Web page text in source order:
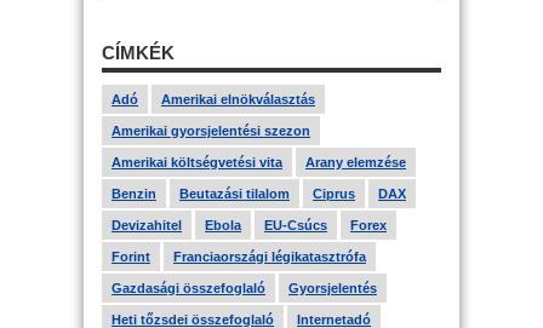
CÍMKÉK
Adó Amerikai elnökválasztás
Amerikai gyorsjelentési szezon
Amerikai költségvetési vita Arany elemzése
Benzin Beutazási tilalom Ciprus DAX
Devizahitel Ebola EU-Csúcs Forex
Forint Franciaországi légikatasztrófa
Gazdasági összefoglaló Gyorsjelentés
Heti tőzsdei összefoglaló Internetadó